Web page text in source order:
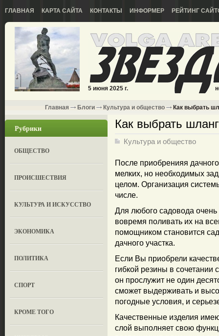
ГЛАВНАЯ КАРТА САЙТА КОНТАКТЫ ИНФОРМЕР РЕЙТИНГ
5 июня 2025 г.
Главная Блоги Культура и общество Как выбрать
Рубрики
ОБЩЕСТВО
ПРОИСШЕСТВИЯ
КУЛЬТУРА И ИСКУССТВО
ЭКОНОМИКА
ПОЛИТИКА
СПОРТ
КРОМЕ ТОГО
Как выбрать
Культура и общество
После приобренияя
мелких, но необходимых
целом. Организация
числе.
Для любого садовода
вовремя поливать их на
помощником становится
дачного участка.
Если Вы приобрели
гибкой резины в сочетании
он прослужит не один
сможет выдерживать и
погодные условия, и
Качественные изделия
слой выполняет свою